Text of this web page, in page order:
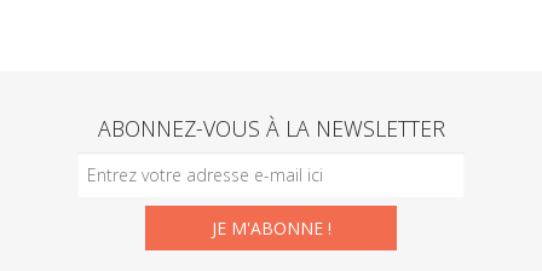
ABONNEZ-VOUS À LA NEWSLETTER